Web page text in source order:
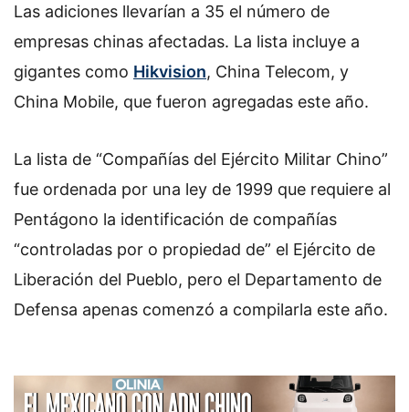
Las adiciones llevarían a 35 el número de
empresas chinas afectadas. La lista incluye a
gigantes como Hikvision, China Telecom, y
China Mobile, que fueron agregadas este año.
La lista de “Compañías del Ejército Militar Chino”
fue ordenada por una ley de 1999 que requiere al
Pentágono la identificación de compañías
“controladas por o propiedad de” el Ejército de
Liberación del Pueblo, pero el Departamento de
Defensa apenas comenzó a compilarla este año.